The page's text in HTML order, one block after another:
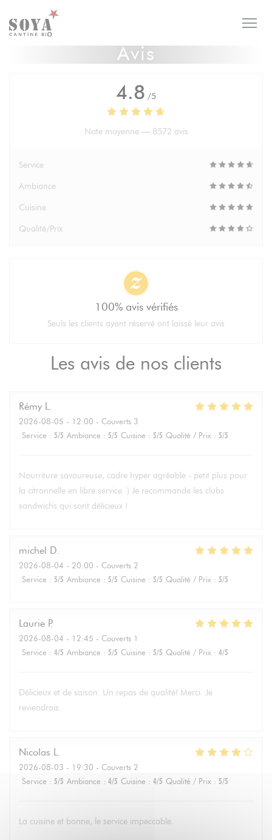
Personnalisation de vos choix en matière de cookies
Avis
Les avis de nos clients
Rémy L
2026-08-05 - 12:00 - Couverts 3
Service : 5/5 Ambiance : 5/5 Cuisine : 5/5 Qualité / Prix : 5/5
Nourriture savoureuse, cadre hyper agréable - petit plus pour
la citronnelle en libre service :) Je recommande les clubs
sandwichs qui sont délicieux !
michel D
2026-08-04 - 20:00 - Couverts 2
Service : 5/5 Ambiance : 5/5 Cuisine : 5/5 Qualité / Prix : 5/5
Laurie P
2026-08-04 - 12:45 - Couverts 1
Service : 4/5 Ambiance : 5/5 Cuisine : 5/5 Qualité / Prix : 4/5
Délicieux et de saison. Un repas de qualité! Merci. Je
reviendrais.
Nicolas L
2026-08-03 - 19:30 - Couverts 2
Service : 5/5 Ambiance : 4/5 Cuisine : 4/5 Qualité / Prix : 5/5
La cuisine et bonne, le service impeccable.
4.8 /5
Note moyenne — 8572 avis
Service
Ambiance
Cuisine
Qualité/Prix
100% avis vérifiés
Seuls les clients ayant réservé ont laissé leur avis